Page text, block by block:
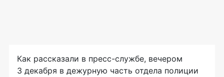
Как рассказали в пресс-службе, вечером
3 декабря в дежурную часть отдела полиции